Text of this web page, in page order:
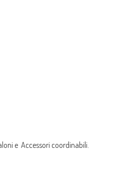
e Accessori coordinabili.